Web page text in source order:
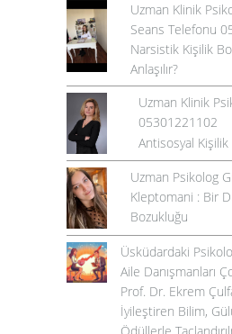
Uzman Klinik
Seans Telefonu
Narsistik Kişilik
Anlaşılır?
Uzman Klinik
05301221102
Antisosyal
Uzman Psikolog
Kleptomani : Bir
Bozukluğu
Üsküdardaki
Aile Danışmanları
Prof. Dr. Ekrem
İyileştiren Bilim,